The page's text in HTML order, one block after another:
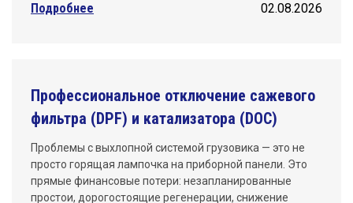
02.08.2026
Подробнее
Профессиональное отключение сажевого
фильтра (DPF) и катализатора (DOC)
Проблемы с выхлопной системой грузовика — это не
просто горящая лампочка на приборной панели. Это
прямые финансовые потери: незапланированные
простои, дорогостоящие регенерации, снижение